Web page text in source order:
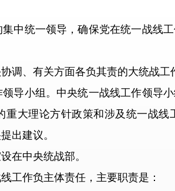
统一领导，确保党在统一战线工
、有关方面各负其责的大统战工
小组。中央统一战线工作领导小
重大理论方针政策和涉及统一战
出建议。
中央统战部。
作负主体责任，主要职责是：